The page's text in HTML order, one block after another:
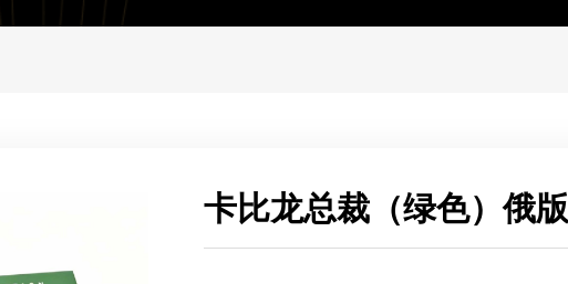
卡比龙总裁（绿色）俄版